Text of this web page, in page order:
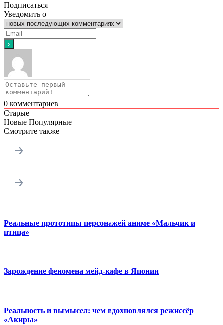
Подписаться
Уведомить о
0 комментариев
Старые
Новые Популярные
Смотрите также
Реальные прототипы персонажей аниме «Мальчик и
птица»
Зарождение феномена мейд-кафе в Японии
Реальность и вымысел: чем вдохновлялся режиссёр
«Акиры»